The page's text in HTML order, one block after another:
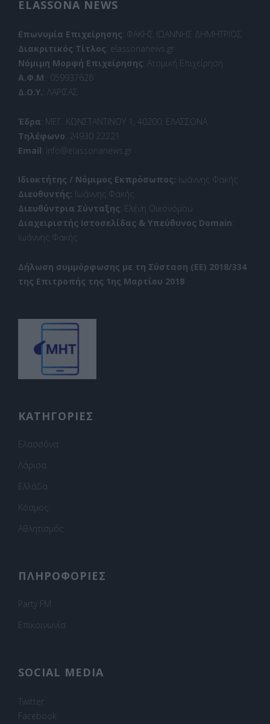
ELASSONA NEWS
Επωνυμία Επιχείρησης: ΦΑΚΗΣ ΙΩΑΝΝΗΣ ΔΗΜΗΤΡΙΟΣ
Διακριτικός Τίτλος: elassonanews.gr
Νόμιμη Μορφή Επιχείρησης: Ατομική Επιχείρηση
Α.Φ.Μ.: 059937628
Δ.Ο.Υ.: ΛΑΡΙΣΑΣ
Έδρα: ΜΕΓ. ΚΩΝΣΤΑΝΤΙΝΟΥ 1, 40200, ΕΛΑΣΣΟΝΑ
Τηλέφωνο: 24930 22221
Email: info@elassonanews.gr
Ιδιοκτήτης / Νόμιμος Εκπρόσωπος: Ιωάννης Φακής
Διευθυντής: Ιωάννης Φακής
Διευθύντρια Σύνταξης: Ελένη Οικονόμου
Διαχειριστής Ιστοσελίδας & Υπεύθυνος Domain:
Ιωάννης Φακής
Δήλωση συμμόρφωσης με τη Σύσταση (ΕΕ) 2018/334
της Επιτροπής της 1ης Μαρτίου 2018
ΚΑΤΗΓΟΡΙΕΣ
Ελασσόνα
Λάρισα
Ελλάδα
Κόσμος
Αθλητισμός
ΠΛΗΡΟΦΟΡΙΕΣ
Party FM
Επικοινωνία
SOCIAL MEDIA
Twitter
Facebook